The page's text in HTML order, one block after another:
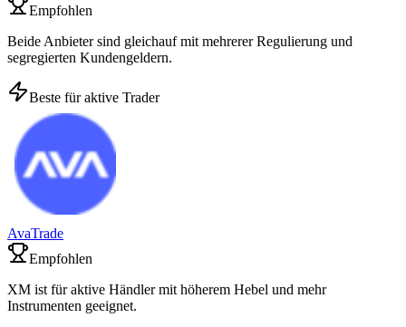
Empfohlen
Beide Anbieter sind gleichauf mit mehrerer Regulierung und
segregierten Kundengeldern.
Beste für aktive Trader
AvaTrade
Empfohlen
XM ist für aktive Händler mit höherem Hebel und mehr
Instrumenten geeignet.